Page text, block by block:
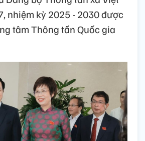
nhiệm kỳ 2025 - 2030 được
tâm Thông tấn Quốc gia